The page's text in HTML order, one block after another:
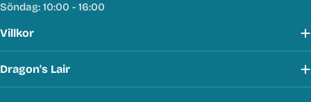
Söndag: 10:00 - 16:00
Villkor
Dragon's Lair